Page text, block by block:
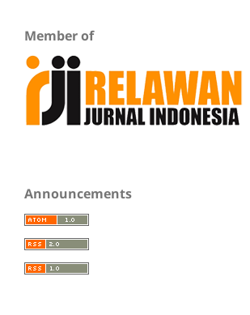
Member of
Announcements